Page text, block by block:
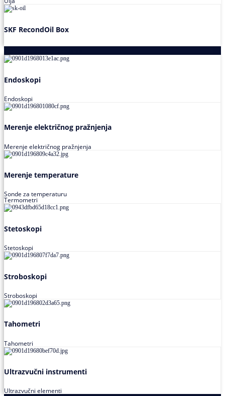
SKF RecondOil Box
Endoskopi
Endoskopi
Merenje električnog pražnjenja
Merenje električnog pražnjenja
Merenje temperature
Sonde za temperaturu
Termometri
Stetoskopi
Stetoskopi
Stroboskopi
Stroboskopi
Tahometri
Tahometri
Ultrazvučni instrumenti
Ultrazvučni elementi